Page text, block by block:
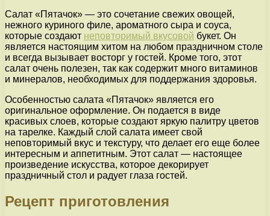
Салат «Пятачок» — это сочетание свежих овощей,
нежного куриного филе, ароматного сыра и соуса,
которые создают неповторимый вкусовой букет. Он
является настоящим хитом на любом праздничном столе
и всегда вызывает восторг у гостей. Кроме того, этот
салат очень полезен, так как содержит много витаминов
и минералов, необходимых для поддержания здоровья.
Особенностью салата «Пятачок» является его
оригинальное оформление. Он подается в виде
красивых слоев, которые создают яркую палитру цветов
на тарелке. Каждый слой салата имеет свой
неповторимый вкус и текстуру, что делает его еще более
интересным и аппетитным. Этот салат — настоящее
произведение искусства, которое декорирует
праздничный стол и радует глаза гостей.
Рецепт приготовления